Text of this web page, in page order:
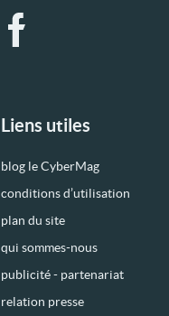
Liens utiles
blog le CyberMag
conditions d’utilisation
plan du site
qui sommes-nous
publicité - partenariat
relation presse